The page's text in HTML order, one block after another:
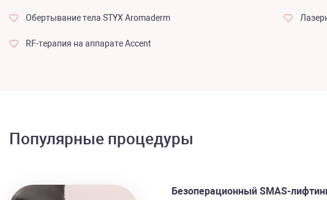
Обертывание тела STYX Aromaderm
RF-терапия на аппарате Accent
Популярные процедуры
Безоперационный SMAS-